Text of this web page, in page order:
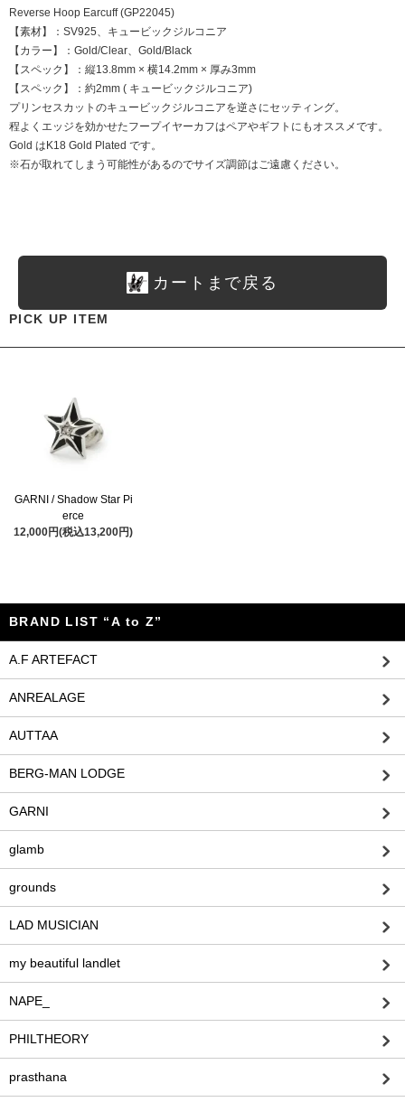
Reverse Hoop Earcuff (GP22045)
【素材】：SV925、キュービックジルコニア
【カラー】：Gold/Clear、Gold/Black
【スペック】：縦13.8mm × 横14.2mm × 厚み3mm
【スペック】：約2mm ( キュービックジルコニア)
プリンセスカットのキュービックジルコニアを逆さにセッティング。
程よくエッジを効かせたフープイヤーカフはペアやギフトにもオススメです。
Gold はK18 Gold Plated です。
※石が取れてしまう可能性があるのでサイズ調節はご遠慮ください。
カートまで戻る
PICK UP ITEM
GARNI / Shadow Star Pi
erce
12,000円(税込13,200円)
BRAND LIST “A to Z”
A.F ARTEFACT
ANREALAGE
AUTTAA
BERG-MAN LODGE
GARNI
glamb
grounds
LAD MUSICIAN
my beautiful landlet
NAPE_
PHILTHEORY
prasthana